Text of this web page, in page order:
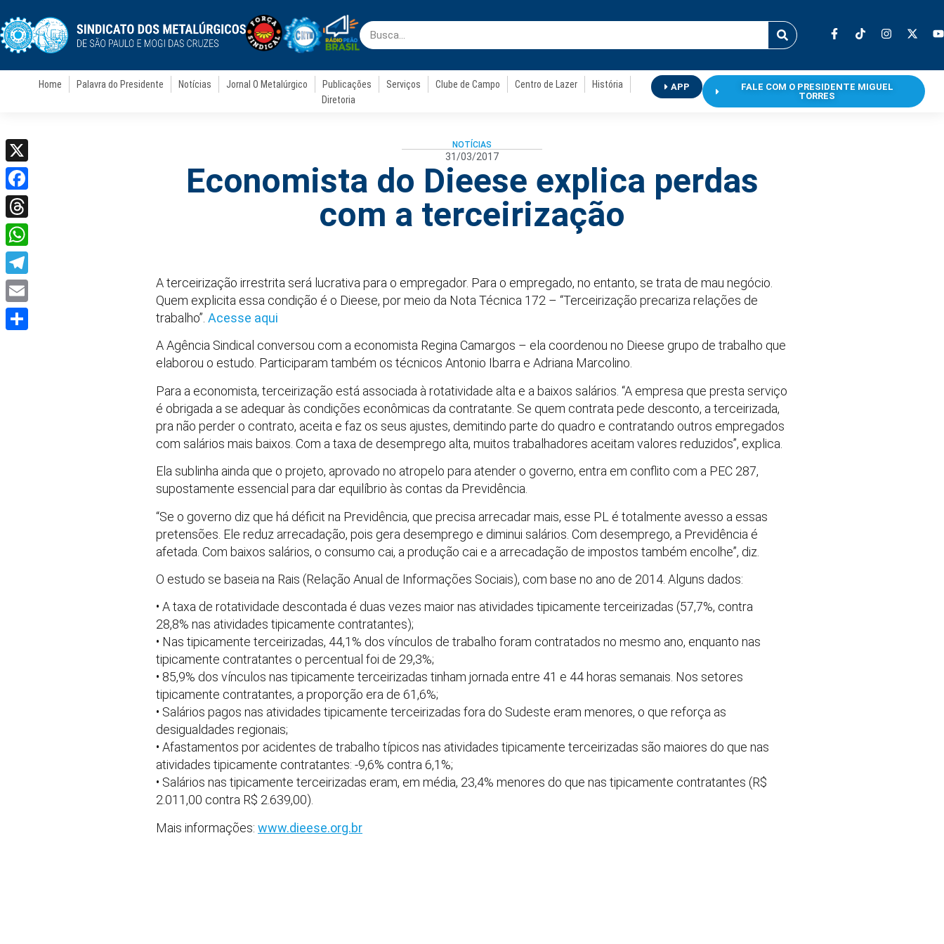
Home Palavra do Presidente Notícias Jornal O Metalúrgico Publicações Serviços Clube de Campo Centro de Lazer
História
Diretoria
APP
FALE COM O PRESIDENTE MIGUEL
TORRES
NOTÍCIAS
31/03/2017
Economista do Dieese explica perdas
com a terceirização
A terceirização irrestrita será lucrativa para o empregador. Para o empregado, no entanto, se trata de mau negócio.
Quem explicita essa condição é o Dieese, por meio da Nota Técnica 172 – “Terceirização precariza relações de
trabalho”. Acesse aqui
A Agência Sindical conversou com a economista Regina Camargos – ela coordenou no Dieese grupo de trabalho que
elaborou o estudo. Participaram também os técnicos Antonio Ibarra e Adriana Marcolino.
Para a economista, terceirização está associada à rotatividade alta e a baixos salários. “A empresa que presta serviço
é obrigada a se adequar às condições econômicas da contratante. Se quem contrata pede desconto, a terceirizada,
pra não perder o contrato, aceita e faz os seus ajustes, demitindo parte do quadro e contratando outros empregados
com salários mais baixos. Com a taxa de desemprego alta, muitos trabalhadores aceitam valores reduzidos”, explica.
Ela sublinha ainda que o projeto, aprovado no atropelo para atender o governo, entra em conflito com a PEC 287,
supostamente essencial para dar equilíbrio às contas da Previdência.
“Se o governo diz que há déficit na Previdência, que precisa arrecadar mais, esse PL é totalmente avesso a essas
pretensões. Ele reduz arrecadação, pois gera desemprego e diminui salários. Com desemprego, a Previdência é
afetada. Com baixos salários, o consumo cai, a produção cai e a arrecadação de impostos também encolhe”, diz.
O estudo se baseia na Rais (Relação Anual de Informações Sociais), com base no ano de 2014. Alguns dados:
• A taxa de rotatividade descontada é duas vezes maior nas atividades tipicamente terceirizadas (57,7%, contra
28,8% nas atividades tipicamente contratantes);
• Nas tipicamente terceirizadas, 44,1% dos vínculos de trabalho foram contratados no mesmo ano, enquanto nas
tipicamente contratantes o percentual foi de 29,3%;
• 85,9% dos vínculos nas tipicamente terceirizadas tinham jornada entre 41 e 44 horas semanais. Nos setores
tipicamente contratantes, a proporção era de 61,6%;
• Salários pagos nas atividades tipicamente terceirizadas fora do Sudeste eram menores, o que reforça as
desigualdades regionais;
• Afastamentos por acidentes de trabalho típicos nas atividades tipicamente terceirizadas são maiores do que nas
atividades tipicamente contratantes: -9,6% contra 6,1%;
• Salários nas tipicamente terceirizadas eram, em média, 23,4% menores do que nas tipicamente contratantes (R$
2.011,00 contra R$ 2.639,00).
Mais informações: www.dieese.org.br
X
Facebook
Threads
WhatsApp
Telegram
Email